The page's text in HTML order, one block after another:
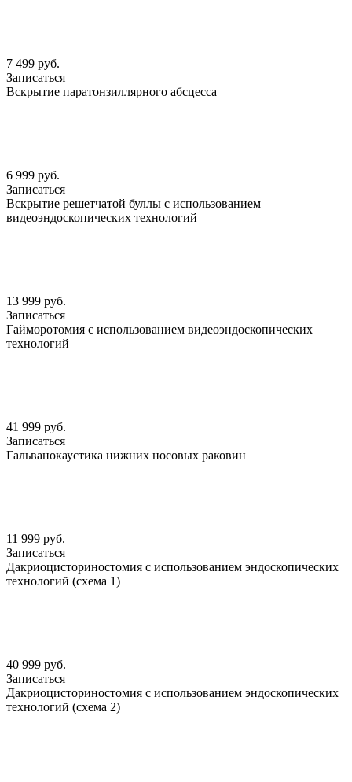
7 499 руб.
Записаться
Вскрытие паратонзиллярного абсцесса
6 999 руб.
Записаться
Вскрытие решетчатой буллы с использованием
видеоэндоскопических технологий
13 999 руб.
Записаться
Гайморотомия с использованием видеоэндоскопических
технологий
41 999 руб.
Записаться
Гальванокаустика нижних носовых раковин
11 999 руб.
Записаться
Дакриоцисториностомия с использованием эндоскопических
технологий (схема 1)
40 999 руб.
Записаться
Дакриоцисториностомия с использованием эндоскопических
технологий (схема 2)